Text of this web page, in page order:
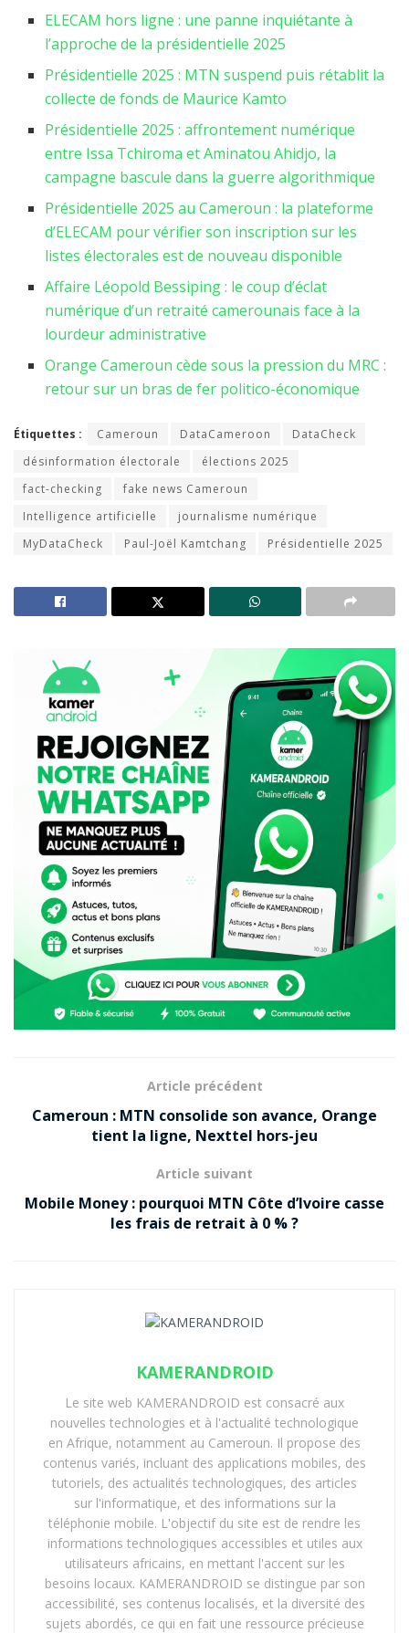
ELECAM hors ligne : une panne inquiétante à
l’approche de la présidentielle 2025
Présidentielle 2025 : MTN suspend puis rétablit la
collecte de fonds de Maurice Kamto
Présidentielle 2025 : affrontement numérique
entre Issa Tchiroma et Aminatou Ahidjo, la
campagne bascule dans la guerre algorithmique
Présidentielle 2025 au Cameroun : la plateforme
d’ELECAM pour vérifier son inscription sur les
listes électorales est de nouveau disponible
Affaire Léopold Bessiping : le coup d’éclat
numérique d’un retraité camerounais face à la
lourdeur administrative
Orange Cameroun cède sous la pression du MRC :
retour sur un bras de fer politico-économique
Étiquettes : Cameroun DataCameroon
DataCheck
désinformation électorale
élections 2025
fact-checking
fake news Cameroun
Intelligence artificielle
journalisme numérique
MyDataCheck
Paul-Joël Kamtchang Présidentielle 2025
Article précédent
Cameroun : MTN consolide son avance, Orange
tient la ligne, Nexttel hors-jeu
Article suivant
Mobile Money : pourquoi MTN Côte d’Ivoire casse
les frais de retrait à 0 % ?
KAMERANDROID
Le site web KAMERANDROID est consacré aux
nouvelles technologies et à l'actualité technologique
en Afrique, notamment au Cameroun. Il propose des
contenus variés, incluant des applications mobiles, des
tutoriels, des actualités technologiques, des articles
sur l'informatique, et des informations sur la
téléphonie mobile. L'objectif du site est de rendre les
informations technologiques accessibles et utiles aux
utilisateurs africains, en mettant l'accent sur les
besoins locaux. KAMERANDROID se distingue par son
accessibilité, ses contenus localisés, et la diversité des
sujets abordés, ce qui en fait une ressource précieuse